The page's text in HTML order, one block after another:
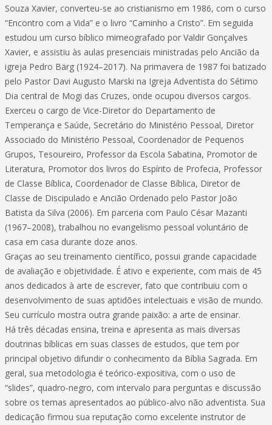
Souza Xavier, converteu-se ao cristianismo em 1986, com o curso
“Encontro com a Vida” e o livro “Caminho a Cristo”. Em seguida
estudou um curso bíblico mimeografado por Valdir Gonçalves
Xavier, e assistiu às aulas presenciais ministradas pelo Ancião da
igreja Pedro Bärg (1924–2017). Na primavera de 1987 foi batizado
pelo Pastor Davi Augusto Marski na Igreja Adventista do Sétimo
Dia central de Mogi das Cruzes, onde ocupou diversos cargos.
Exerceu o cargo de Vice-Diretor do Departamento de
Temperança e Saúde, Secretário do Ministério Pessoal, Diretor
Associado do Ministério Pessoal, Coordenador de Pequenos
Grupos, Tesoureiro, Professor da Escola Sabatina, Promotor de
Literatura, Promotor dos livros do Espírito de Profecia, Professor
de Classe Bíblica, Coordenador de Classe Bíblica, Diretor de
Classe de Discipulado e Ancião Ordenado pelo Pastor João
Batista da Silva (2006). Em parceria com Paulo César Mazanti
(1967–2008), trabalhou no evangelismo pessoal voluntário de
casa em casa durante doze anos.
Graças ao seu treinamento científico, possui grande capacidade
de avaliação e objetividade. É ativo e experiente, com mais de 45
anos dedicados à arte de escrever, fato que contribuiu com o
desenvolvimento de suas aptidões intelectuais e visão de mundo.
Seu currículo mostra outra grande paixão: a arte de ensinar.
Há três décadas ensina, treina e apresenta as mais diversas
doutrinas bíblicas em suas classes de estudos, que tem por
principal objetivo difundir o conhecimento da Bíblia Sagrada. Em
geral, sua metodologia é teórico-expositiva, com o uso de
“slides”, quadro-negro, com intervalo para perguntas e discussão
sobre os temas apresentados ao público-alvo não adventista. Sua
dedicação firmou sua reputação como excelente instrutor de